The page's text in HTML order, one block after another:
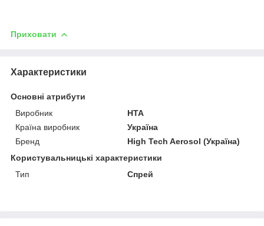
Приховати
Характеристики
Основні атрибути
Виробник
HTA
Країна виробник
Україна
Бренд
High Tech Aerosol (Україна)
Користувальницькі характеристики
Тип
Спрей